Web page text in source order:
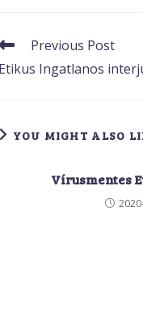
articles
Previous Post
Etikus Ingatlanos
YOU MIGHT ALSO
Vírusmentes